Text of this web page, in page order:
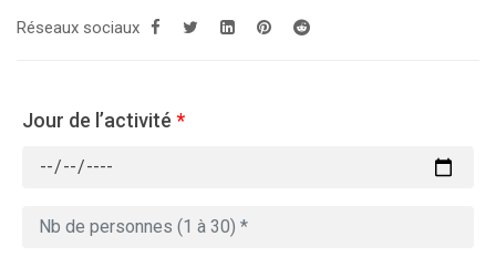
Réseaux sociaux
Jour de l’activité *